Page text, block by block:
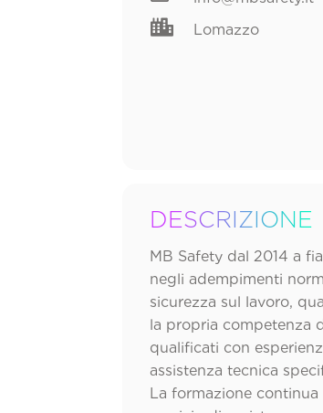
 Lomazzo
DESCRIZIONE
MB Safety dal 2014 a
negli adempimenti
sicurezza sul lavoro,
la propria competenza
qualificati con
assistenza tecnica
La formazione